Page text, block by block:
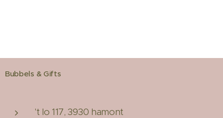
Bubbels & Gifts
't lo 117, 3930 hamont